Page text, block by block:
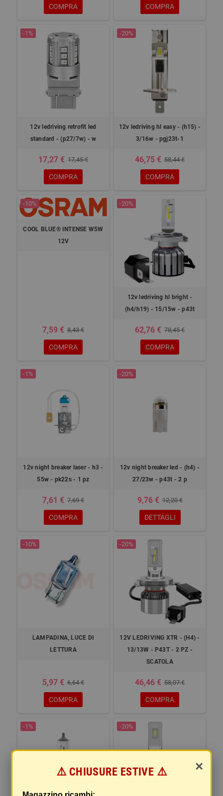
COMPRA COMPRA
-1%
12v ledriving retrofit led
standard - (p27/7w) - w
17,27 € 17,45 €
COMPRA
-20%
12v ledriving hl easy - (h15) -
3/16w - pgj23t-1
46,75 € 58,44 €
COMPRA
-10%
COOL BLUE® INTENSE W5W
12V
7,59 € 8,43 €
COMPRA
-20%
12v ledriving hl bright -
(h4/h19) - 15/15w - p43t
62,76 € 78,45 €
COMPRA
-1%
12v night breaker laser - h3 -
55w - pk22s - 1 pz
7,61 € 7,69 €
COMPRA
-20%
12v night breaker led - (h4) -
27/23w - p43t - 2 p
9,76 € 12,20 €
DETTAGLI
-10%
LAMPADINA, LUCE DI
LETTURA
5,97 € 6,64 €
COMPRA
-20%
12V LEDRIVING XTR - (H4) -
13/13W - P43T - 2 PZ -
SCATOLA
46,46 € 58,07 €
COMPRA
-1% -20%
×
⚠️ CHIUSURE ESTIVE ⚠️